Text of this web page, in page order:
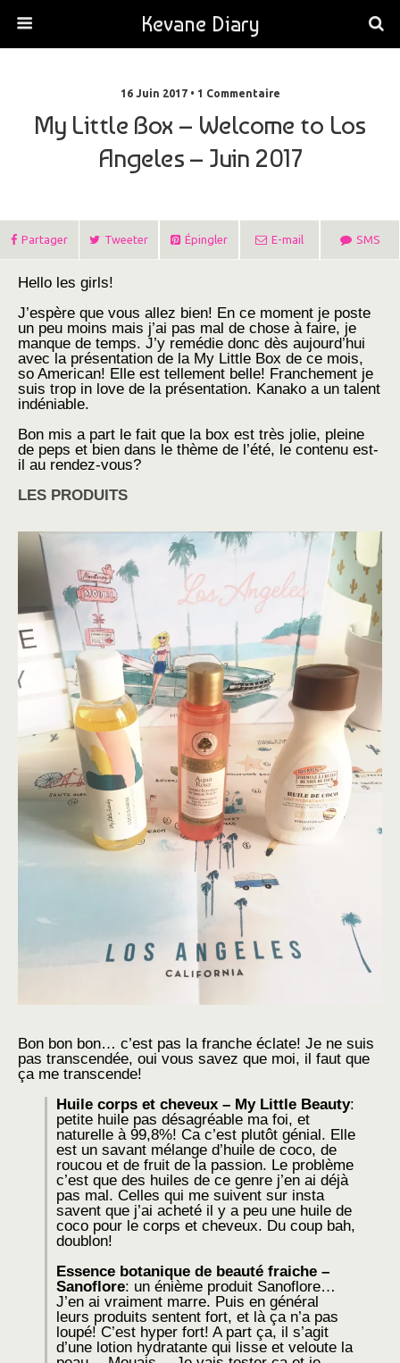
Kevane Diary
16 Juin 2017 • 1 Commentaire
My Little Box – Welcome to Los
Angeles – Juin 2017
Partager Tweeter Épingler E-mail SMS
Hello les girls!
J’espère que vous allez bien! En ce moment je poste
un peu moins mais j’ai pas mal de chose à faire, je
manque de temps. J’y remédie donc dès aujourd’hui
avec la présentation de la My Little Box de ce mois,
so American! Elle est tellement belle! Franchement je
suis trop in love de la présentation. Kanako a un talent
indéniable.
Bon mis a part le fait que la box est très jolie, pleine
de peps et bien dans le thème de l’été, le contenu est-
il au rendez-vous?
LES PRODUITS
Bon bon bon… c’est pas la franche éclate! Je ne suis
pas transcendée, oui vous savez que moi, il faut que
ça me transcende!
Huile corps et cheveux – My Little Beauty:
petite huile pas désagréable ma foi, et
naturelle à 99,8%! Ca c’est plutôt génial. Elle
est un savant mélange d’huile de coco, de
roucou et de fruit de la passion. Le problème
c’est que des huiles de ce genre j’en ai déjà
pas mal. Celles qui me suivent sur insta
savent que j’ai acheté il y a peu une huile de
coco pour le corps et cheveux. Du coup bah,
doublon!
Essence botanique de beauté fraiche –
Sanoflore: un énième produit Sanoflore…
J’en ai vraiment marre. Puis en général
leurs produits sentent fort, et là ça n’a pas
loupé! C’est hyper fort! A part ça, il s’agit
d’une lotion hydratante qui lisse et veloute la